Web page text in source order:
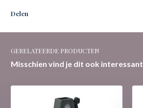
Delen
GERELATEERDE PRODUCTEN
Misschien vind je dit ook interessant